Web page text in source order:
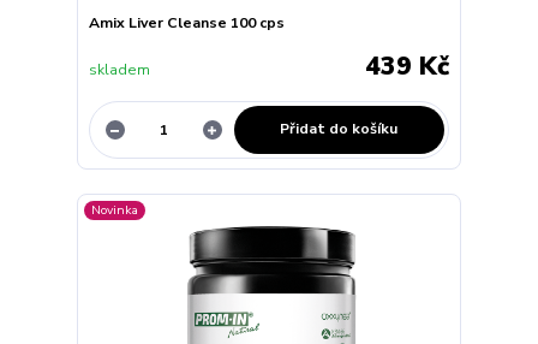
Amix Liver Cleanse 100 cps
439 Kč
skladem
Přidat do košíku
Novinka